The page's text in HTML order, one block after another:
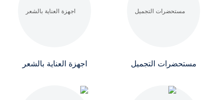
مستحضرات التجميل اجهزة العناية بالشعر